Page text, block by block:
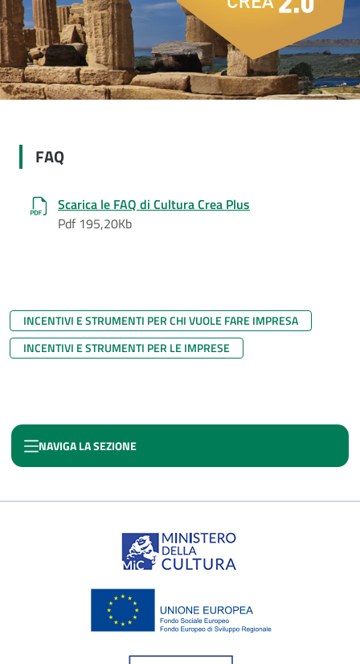
FAQ
Scarica le FAQ di Cultura Crea Plus
Pdf 195,20Kb
INCENTIVI E STRUMENTI PER CHI VUOLE FARE IMPRESA
INCENTIVI E STRUMENTI PER LE IMPRESE
NAVIGA LA SEZIONE
CULTURA CREA